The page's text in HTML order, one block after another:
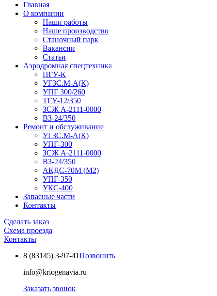
Главная
О компании
Наши работы
Наше производство
Станочный парк
Вакансии
Статьи
Аэродромная спецтехника
ПГУ-К
УГЗС.М-А(К)
УПГ 300/260
ТГУ-12/350
ЗСЖ А-2111-0000
ВЗ-24/350
Ремонт и обслуживание
УГЗС.М-А(К)
УПГ-300
ЗСЖ А-2111-0000
ВЗ-24/350
АКДС-70М (М2)
УПГ-350
УКС-400
Запасные части
Контакты
Сделать заказ
Схема проезда
Контакты
8 (83145) 3-97-41Позвонить
info@kriogenavia.ru
Заказать звонок